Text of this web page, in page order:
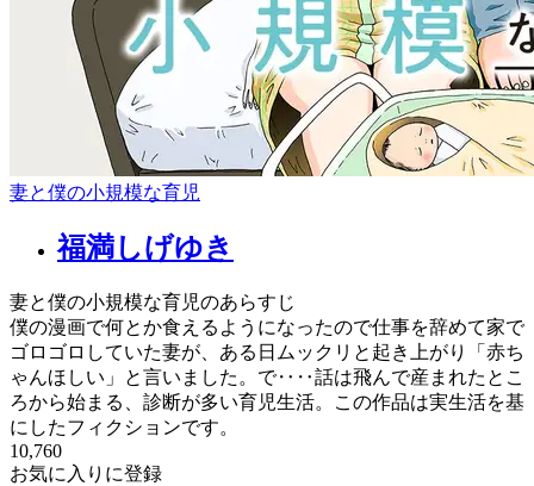
妻と僕の小規模な育児
福満しげゆき
妻と僕の小規模な育児のあらすじ
僕の漫画で何とか食えるようになったので仕事を辞めて家で
ゴロゴロしていた妻が、ある日ムックリと起き上がり「赤ち
ゃんほしい」と言いました。で‥‥話は飛んで産まれたとこ
ろから始まる、診断が多い育児生活。この作品は実生活を基
にしたフィクションです。
10,760
お気に入りに登録